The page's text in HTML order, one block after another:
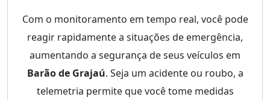
Com o monitoramento em tempo real, você pode
reagir rapidamente a situações de emergência,
aumentando a segurança de seus veículos em
Barão de Grajaú. Seja um acidente ou roubo, a
telemetria permite que você tome medidas